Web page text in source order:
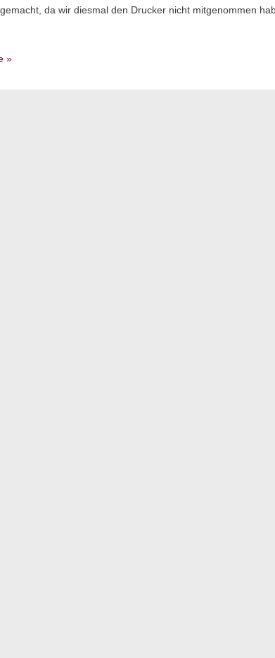
da wir diesmal den Drucker nicht mitgenommen
»